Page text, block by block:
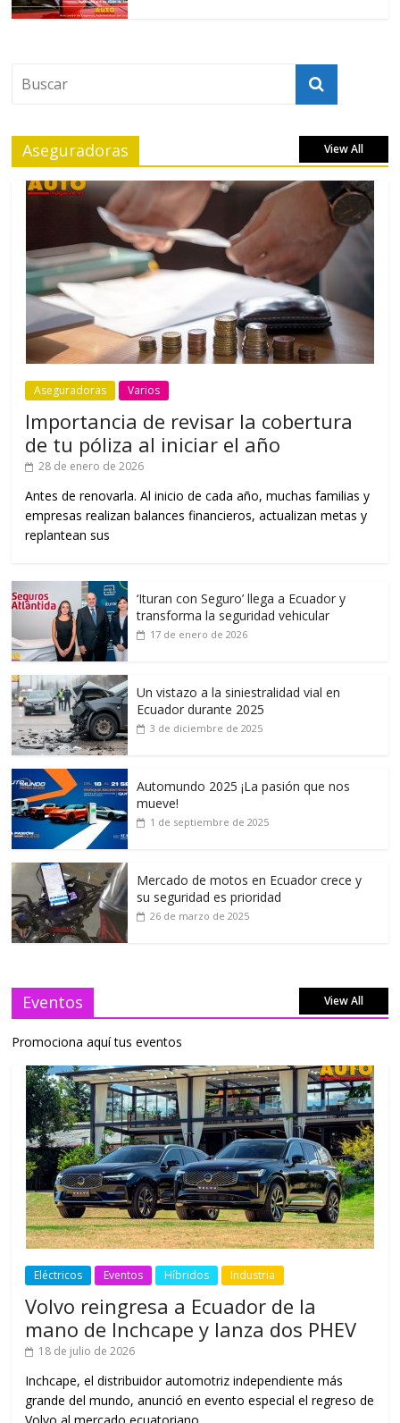
Aseguradoras View All
Aseguradoras Varios
Importancia de revisar la cobertura
de tu póliza al iniciar el año
28 de enero de 2026
Antes de renovarla. Al inicio de cada año, muchas familias y
empresas realizan balances financieros, actualizan metas y
replantean sus
‘Ituran con Seguro’ llega a Ecuador y
transforma la seguridad vehicular
17 de enero de 2026
Un vistazo a la siniestralidad vial en
Ecuador durante 2025
3 de diciembre de 2025
Automundo 2025 ¡La pasión que nos
mueve!
1 de septiembre de 2025
Mercado de motos en Ecuador crece y
su seguridad es prioridad
26 de marzo de 2025
Eventos View All
Promociona aquí tus eventos
Eléctricos Eventos Híbridos Industria
Volvo reingresa a Ecuador de la
mano de Inchcape y lanza dos PHEV
18 de julio de 2026
Inchcape, el distribuidor automotriz independiente más
grande del mundo, anunció en evento especial el regreso de